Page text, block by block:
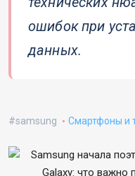
ошибок при
данных.
samsung Смартфоны и